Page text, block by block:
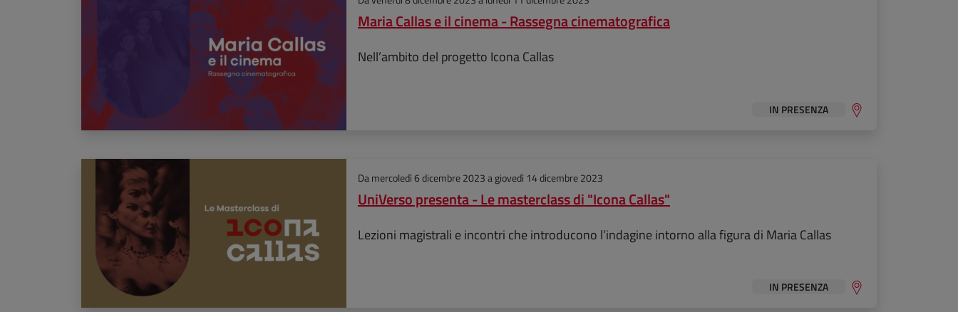
Maria Callas e il cinema - Rassegna cinematografica
Nell’ambito del progetto Icona Callas
IN PRESENZA
Damercoledì 6 dicembre 2023agiovedì 14 dicembre 2023
UniVerso presenta - Le masterclass di "Icona Callas"
Lezioni magistrali e incontri che introducono l’indagine intorno alla figura di Maria Callas
IN PRESENZA